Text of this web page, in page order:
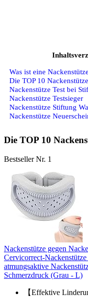
Was ist eine
Die TOP 10
Nackenstütze Test bei
Nackenstütze Testsieger
Nackenstütze Stiftung
Nackenstütze
Die TOP 10
Bestseller Nr. 1
Nackenstütze gegen
Cervicorrect-
atmungsaktive
Schmerzdruck (Grau - L)
【Effektive